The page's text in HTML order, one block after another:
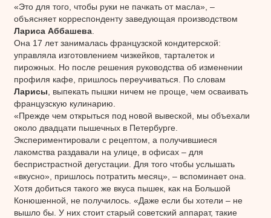
«Это для того, чтобы руки не пачкать от масла», –
объясняет корреспонденту заведующая производством
Лариса Аббашева.
Она 17 лет занималась французской кондитерской:
управляла изготовлением чизкейков, тарталеток и
пирожных. Но после решения руководства об изменении
профиля кафе, пришлось переучиваться. По словам
Ларисы , выпекать пышки ничем не проще, чем осваивать
французскую кулинарию.
«Прежде чем открыться под новой вывеской, мы объехали
около двадцати пышечных в Петербурге.
Экспериментировали с рецептом, а получившиеся
лакомства раздавали на улице, в офисах – для
беспристрастной дегустации. Для того чтобы услышать
«вкусно», пришлось потратить месяц», – вспоминает она.
Хотя добиться такого же вкуса пышек, как на Большой
Конюшенной, не получилось. «Даже если бы хотели – не
вышло бы. У них стоит старый советский аппарат, такие